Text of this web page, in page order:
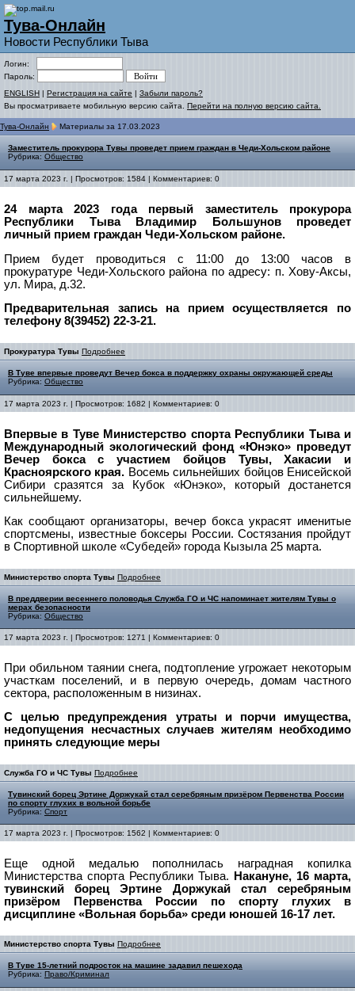
Тува-Онлайн
Новости Республики Тыва
Логин:
Пароль:
ENGLISH | Регистрация на сайте | Забыли пароль?
Вы просматриваете мобильную версию сайта. Перейти на полную версию сайта.
Тува-Онлайн Материалы за 17.03.2023
Заместитель прокурора Тувы проведет прием граждан в Чеди-Хольском районе
Рубрика: Общество
17 марта 2023 г. | Просмотров: 1584 | Комментариев: 0
24 марта 2023 года первый заместитель прокурора
Республики Тыва Владимир Большунов проведет
личный прием граждан Чеди-Хольском районе.
Прием будет проводиться с 11:00 до 13:00 часов в
прокуратуре Чеди-Хольского района по адресу: п. Хову-Аксы,
ул. Мира, д.32.
Предварительная запись на прием осуществляется по
телефону 8(39452) 22-3-21.
Прокуратура Тувы Подробнее
В Туве впервые проведут Вечер бокса в поддержку охраны окружающей среды
Рубрика: Общество
17 марта 2023 г. | Просмотров: 1682 | Комментариев: 0
Впервые в Туве Министерство спорта Республики Тыва и
Международный экологический фонд «Юнэко» проведут
Вечер бокса с участием бойцов Тувы, Хакасии и
Красноярского края. Восемь сильнейших бойцов Енисейской
Сибири сразятся за Кубок «Юнэко», который достанется
сильнейшему.
Как сообщают организаторы, вечер бокса украсят именитые
спортсмены, известные боксеры России.Состязания пройдут
в Спортивной школе «Субедей» города Кызыла 25 марта.
Министерство спорта Тувы Подробнее
В преддверии весеннего половодья Служба ГО и ЧС напоминает жителям Тувы о
мерах безопасности
Рубрика: Общество
17 марта 2023 г. | Просмотров: 1271 | Комментариев: 0
При обильном таянии снега, подтопление угрожает некоторым
участкам поселений, и в первую очередь, домам частного
сектора, расположенным в низинах.
С целью предупреждения утраты и порчи имущества,
недопущения несчастных случаев жителям необходимо
принять следующие меры
Служба ГО и ЧС Тувы Подробнее
Тувинский борец Эртине Доржукай стал серебряным призёром Первенства России
по спорту глухих в вольной борьбе
Рубрика: Спорт
17 марта 2023 г. | Просмотров: 1562 | Комментариев: 0
Еще одной медалью пополнилась наградная копилка
Министерства спорта Республики Тыва. Накануне, 16 марта,
тувинский борец Эртине Доржукай стал серебряным
призёром Первенства России по спорту глухих в
дисциплине «Вольная борьба» среди юношей 16-17 лет.
Министерство спорта Тувы Подробнее
В Туве 15-летний подросток на машине задавил пешехода
Рубрика: Право/Криминал